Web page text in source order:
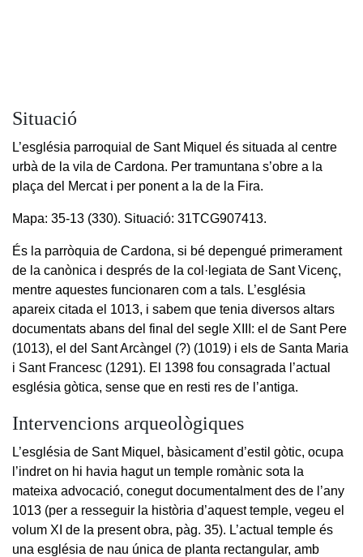
Situació
L’església parroquial de Sant Miquel és situada al centre
urbà de la vila de Cardona. Per tramuntana s’obre a la
plaça del Mercat i per ponent a la de la Fira.
Mapa: 35-13 (330). Situació: 31TCG907413.
És la parròquia de Cardona, si bé depengué primerament
de la canònica i després de la col·legiata de Sant Vicenç,
mentre aquestes funcionaren com a tals. L’església
apareix citada el 1013, i sabem que tenia diversos altars
documentats abans del final del segle XIII: el de Sant Pere
(1013), el del Sant Arcàngel (?) (1019) i els de Santa Maria
i Sant Francesc (1291). El 1398 fou consagrada l’actual
església gòtica, sense que en resti res de l’antiga.
Intervencions arqueològiques
L’església de Sant Miquel, bàsicament d’estil gòtic, ocupa
l’indret on hi havia hagut un temple romànic sota la
mateixa advocació, conegut documentalment des de l’any
1013 (per a resseguir la història d’aquest temple, vegeu el
volum XI de la present obra, pàg. 35). L’actual temple és
una església de nau única de planta rectangular, amb